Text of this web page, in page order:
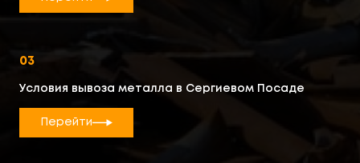
03
Условия вывоза металла в Сергиевом Посаде
Перейти